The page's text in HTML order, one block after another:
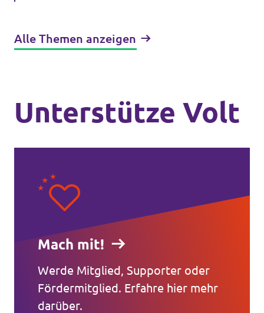
Alle Themen anzeigen
Unterstütze Volt
Mach mit!
Werde Mitglied, Supporter oder
Fördermitglied. Erfahre hier mehr
darüber.